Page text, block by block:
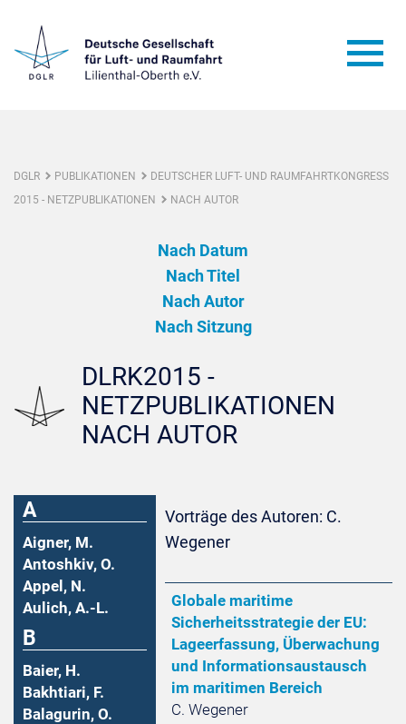
DGLR PUBLIKATIONEN
DEUTSCHER LUFT- UND RAUMFAHRTKONGRESS
2015 - NETZPUBLIKATIONEN
NACH AUTOR
Nach Datum
Nach Titel
Nach Autor
Nach Sitzung
DLRK2015 -
NETZPUBLIKATIONEN
NACH AUTOR
A
Aigner, M.
Antoshkiv, O.
Appel, N.
Aulich, A.-L.
B
Baier, H.
Bakhtiari, F.
Balagurin, O.
Vorträge des Autoren: C.
Wegener
Globale maritime
Sicherheitsstrategie der EU:
Lageerfassung, Überwachung
und Informationsaustausch
im maritimen Bereich
C. Wegener